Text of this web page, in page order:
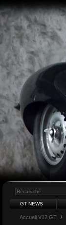
GT NEWS
Accueil V12 GT /